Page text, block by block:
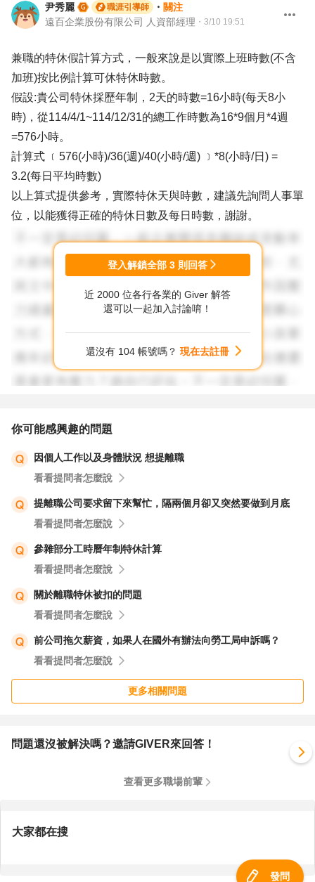
尹秀麗 職涯引導師 ・ 關注
遠百企業股份有限公司 人資部經理 ・ 3/10 19:51
兼職的特休假計算方式，一般來說是以實際上班時數(不含
加班)按比例計算可休特休時數。
假設:貴公司特休採歷年制，2天的時數=16小時(每天8小
時)，從114/4/1~114/12/31的總工作時數為16*9個月*4週
=576小時。
計算式 ﹝576(小時)/36(週)/40(小時/週) ﹞*8(小時/日) =
3.2(每日平均時數)
以上算式提供參考，實際特休天與時數，建議先詢問人事單
位，以能獲得正確的特休日數及每日時數，謝謝。
登入解鎖全部 3 則回答
近 2000 位各行各業的 Giver 解答
還可以一起加入討論唷！
還沒有 104 帳號嗎？ 現在去註冊
你可能感興趣的問題
因個人工作以及身體狀況 想提離職
看看提問者怎麼說
提離職公司要求留下來幫忙，隔兩個月卻又突然要做到月底
看看提問者怎麼說
參雜部分工時曆年制特休計算
看看提問者怎麼說
關於離職特休被扣的問題
看看提問者怎麼說
前公司拖欠薪資，如果人在國外有辦法向勞工局申訴嗎？
看看提問者怎麼說
更多相關問題
問題還沒被解決嗎？邀請GIVER來回答！
查看更多職場前輩
大家都在搜
發問